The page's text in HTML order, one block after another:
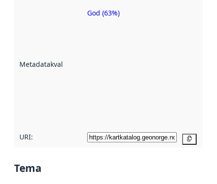
Metadatakvalitet
Metadatakvalitet
God (63%)
URI:
Tema